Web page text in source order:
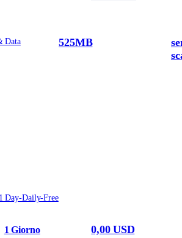
Data 525MB
Day-Daily-Free
1 Giorno 0,00 USD